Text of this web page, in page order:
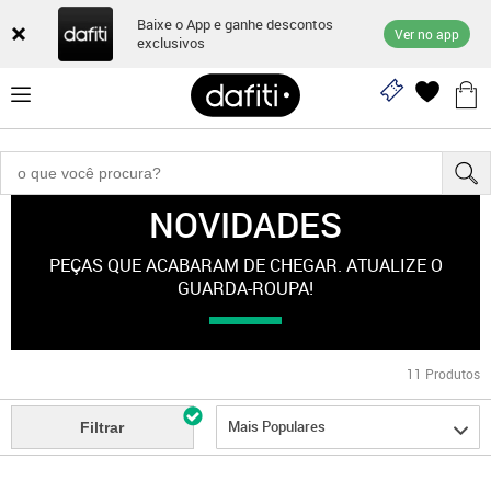
Baixe o App e ganhe descontos
exclusivos
Ver no app
NOVIDADES
PEÇAS QUE ACABARAM DE CHEGAR. ATUALIZE O
GUARDA-ROUPA!
11 Produtos
Filtrar Mais Populares